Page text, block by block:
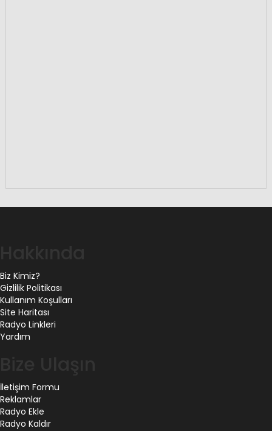
Biz Kimiz?
Gizlilik Politikası
Kullanım Koşulları
Site Haritası
Radyo Linkleri
Yardım
İletişim Formu
Reklamlar
Radyo Ekle
Radyo Kaldır